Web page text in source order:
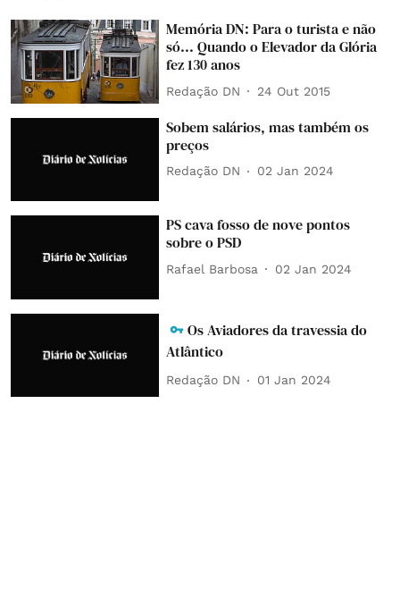
Memória DN: Para o turista e não
só... Quando o Elevador da Glória
fez 130 anos
Redação DN 24 Out 2015
Sobem salários, mas também os
preços
Redação DN 02 Jan 2024
PS cava fosso de nove pontos
sobre o PSD
Rafael Barbosa 02 Jan 2024
Os Aviadores da travessia do
Atlântico
Redação DN 01 Jan 2024